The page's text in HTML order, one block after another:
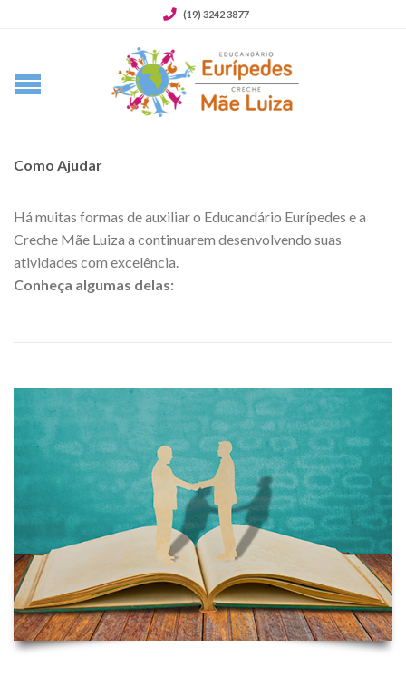
(19) 3242 3877
Como Ajudar
Há muitas formas de auxiliar o Educandário Eurípedes e a
Creche Mãe Luiza a continuarem desenvolvendo suas
atividades com excelência.
Conheça algumas delas: